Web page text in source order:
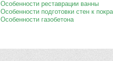
Особенности реставрации ванны
Особенности подготовки стен к
Особенности газобетона